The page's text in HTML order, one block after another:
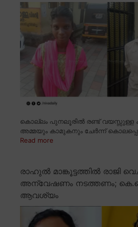
കൊല്ലം പുനലൂരിൽ രണ്ട് വയസ്സുള്ള
അമ്മയും കാമുകനും ചേർന്ന്
Read more
രാഹുൽ മാങ്കൂട്ടത്തിൽ രാജി
അന്വേഷണം നടത്തണം;
ആവശ്യം